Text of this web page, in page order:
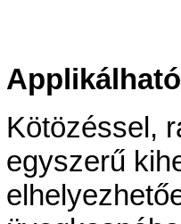
Kötözéssel,
egyszerű